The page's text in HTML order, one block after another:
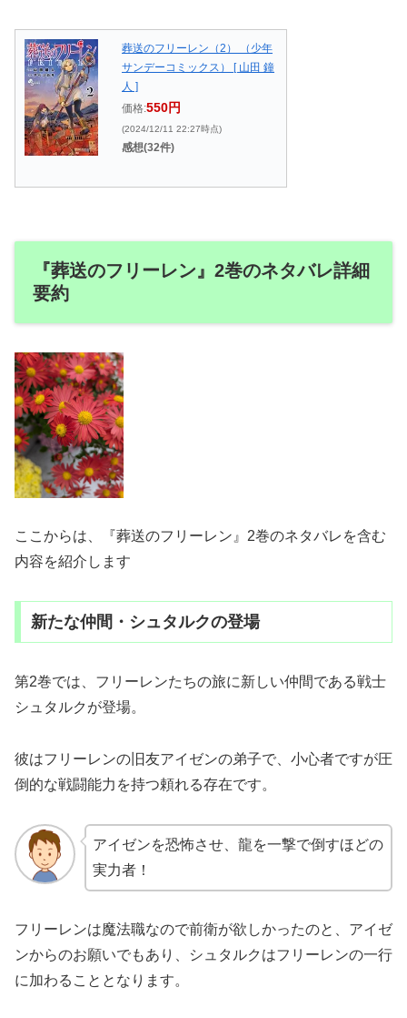
葬送のフリーレン（2） （少年
サンデーコミックス） [ 山田 鐘
人 ]
価格:550円
(2024/12/11 22:27時点)
感想(32件)
『葬送のフリーレン』2巻のネタバレ詳細
要約
ここからは、『葬送のフリーレン』2巻のネタバレを含む
内容を紹介します
新たな仲間・シュタルクの登場
第2巻では、フリーレンたちの旅に新しい仲間である戦士
シュタルクが登場。
彼はフリーレンの旧友アイゼンの弟子で、小心者ですが圧
倒的な戦闘能力を持つ頼れる存在です。
アイゼンを恐怖させ、龍を一撃で倒すほどの
実力者！
フリーレンは魔法職なので前衛が欲しかったのと、アイゼ
ンからのお願いでもあり、シュタルクはフリーレンの一行
に加わることとなります。